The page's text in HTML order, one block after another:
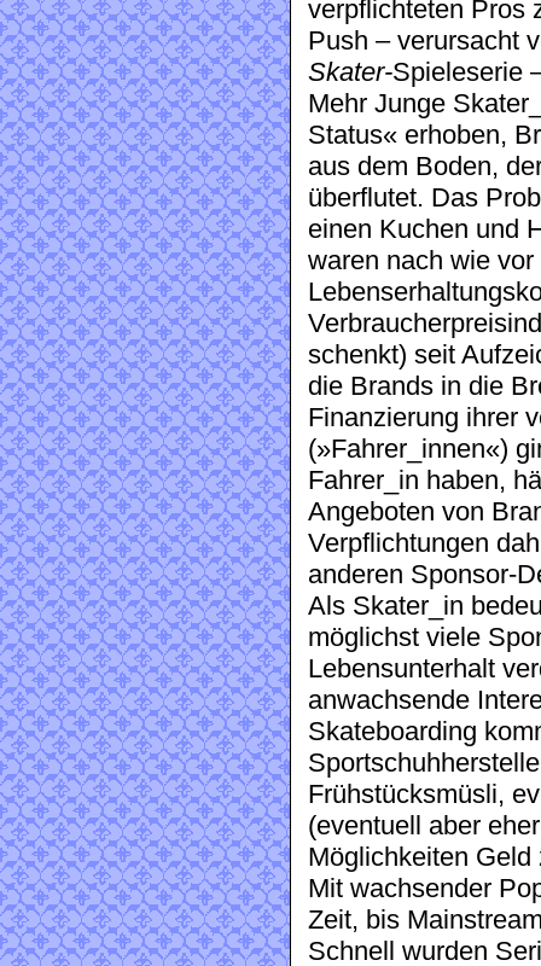
verpflichteten Pros
Push – verursacht
Skater-Spieleserie
Mehr Junge
Status« erhoben,
aus dem Boden,
überflutet. Das
einen Kuchen und
waren nach wie
schenkt) seit
die Brands in die
Finanzierung ihrer
(»Fahrer_innen«)
Fahrer_in haben,
Angeboten von
Verpflichtungen
anderen Sponsor-
Als Skater_in
möglichst viele
Lebensunterhalt
anwachsende
Skateboarding
Frühstücksmüsli,
(eventuell aber
Möglichkeiten Geld
Mit wachsender
Zeit, bis
Schnell wurden